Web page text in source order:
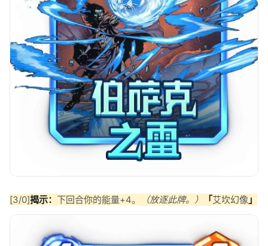
[3/0]揭示： 下回合你的能量+4。 （放逐此牌。） 「艾坎幻像 」